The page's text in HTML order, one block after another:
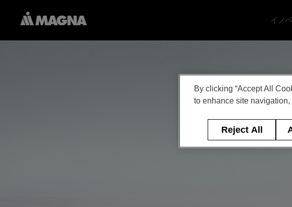
イノ
By clicking “Accept All
to enhance site
Reject All